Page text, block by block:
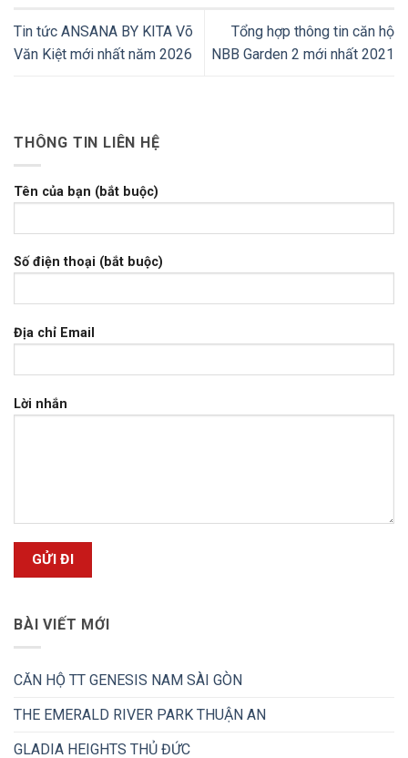
Tin tức ANSANA BY KITA Võ
Văn Kiệt mới nhất năm 2026
Tổng hợp thông tin căn hộ
NBB Garden 2 mới nhất 2021
THÔNG TIN LIÊN HỆ
Tên của bạn (bắt buộc)
Số điện thoại (bắt buộc)
Địa chỉ Email
Lời nhắn
BÀI VIẾT MỚI
CĂN HỘ TT GENESIS NAM SÀI GÒN
THE EMERALD RIVER PARK THUẬN AN
GLADIA HEIGHTS THỦ ĐỨC